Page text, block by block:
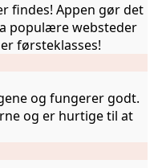
findes! Appen gør det
populære websteder
førsteklasses!
og fungerer godt.
og er hurtige til at